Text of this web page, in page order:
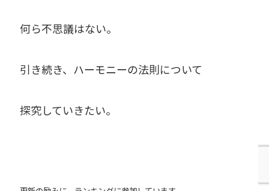
何ら不思議はない。
引き続き、ハーモニーの法則について
探究していきたい。